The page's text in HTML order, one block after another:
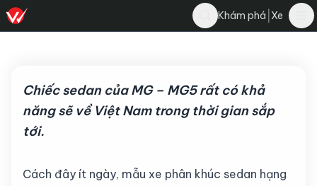
Khám phá Xe
4 tháng 8, 2022·4 phút đọc· 4.7K
Bình luận
Chiếc sedan của MG – MG5 rất có khả
năng sẽ về Việt Nam trong thời gian sắp
tới.
Cách đây ít ngày, mẫu xe phân khúc sedan hạng